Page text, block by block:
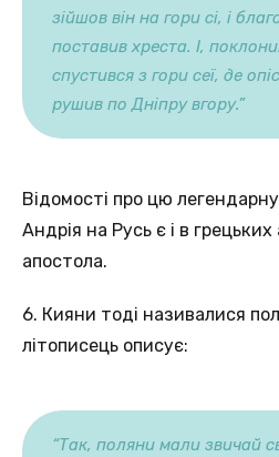
зійшов він на гори сі, і
поставив хреста. І,
спустився з гори сеї, де
рушив по Дніпру вгору.”
Відомості про цю
Андрія на Русь є і в
апостола.
6. Кияни тоді називалися
літописець описує:
“Так, поляни мали звичай